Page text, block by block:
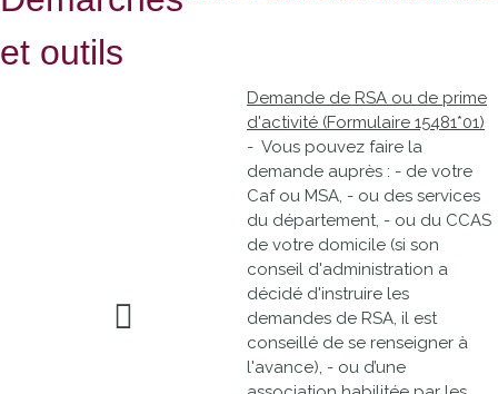
et outils
Demande de RSA ou de prime
d'activité (Formulaire 15481*01)
- Vous pouvez faire la
demande auprès : - de votre
Caf ou MSA, - ou des services
du département, - ou du CCAS
de votre domicile (si son
conseil d'administration a
décidé d'instruire les
demandes de RSA, il est
conseillé de se renseigner à
l'avance), - ou d’une